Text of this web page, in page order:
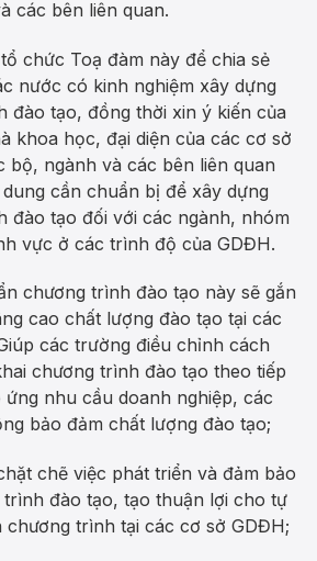
các bên liên quan.
chức Toạ đàm này để chia sẻ
nước có kinh nghiệm xây dựng
đào tạo, đồng thời xin ý kiến của
khoa học, đại diện của các cơ sở
bộ, ngành và các bên liên quan
cần chuẩn bị để xây dựng
đào tạo đối với các ngành, nhóm
vực ở các trình độ của GDĐH.
chương trình đào tạo này sẽ gắn
cao chất lượng đào tạo tại các
các trường điều chỉnh cách
chương trình đào tạo theo tiếp
nhu cầu doanh nghiệp, các
bảo đảm chất lượng đào tạo;
chẽ việc phát triển và đảm bảo
đào tạo, tạo thuận lợi cho tự
chương trình tại các cơ sở GDĐH;